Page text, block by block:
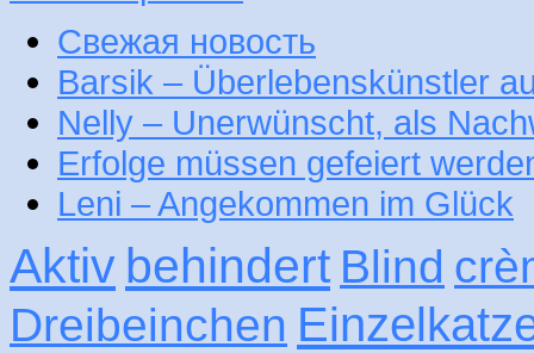
Свежая новость
Barsik – Überlebenskünstler
Nelly – Unerwünscht, als
Erfolge müssen gefeiert
Leni – Angekommen im Glück
Aktiv behindert Blind
Dreibeinchen